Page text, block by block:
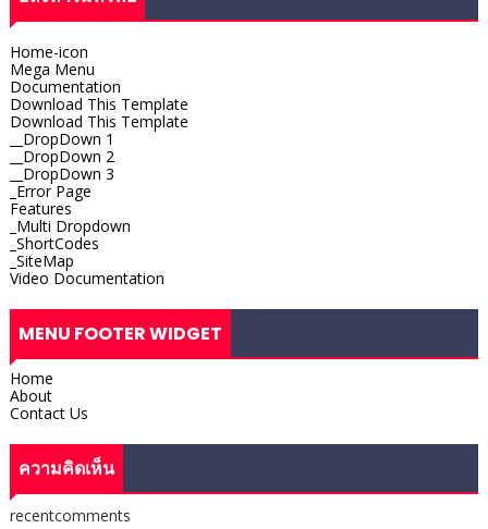
Home-icon
Mega Menu
Documentation
Download This Template
Download This Template
__DropDown 1
__DropDown 2
__DropDown 3
_Error Page
Features
_Multi Dropdown
_ShortCodes
_SiteMap
Video Documentation
MENU FOOTER WIDGET
Home
About
Contact Us
ความคิดเห็น
recentcomments